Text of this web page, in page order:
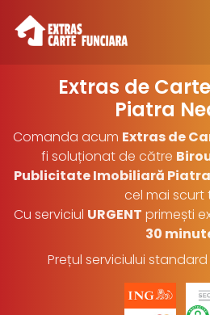
Extras de
Piatra
Comanda acum Extras de
fi soluționat de către
Publicitate Imobiliară
cel mai scurt
Cu serviciul URGENT primești
30
Prețul serviciului